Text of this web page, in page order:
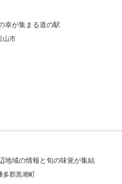
幸が集まる道の駅
山市
地域の情報と旬の味覚が集結
多郡黒潮町